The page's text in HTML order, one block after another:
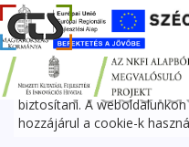
Ez a weboldal cookie-kat
használata során a lehető
biztosítani. A
hozzájárul a cookie-k